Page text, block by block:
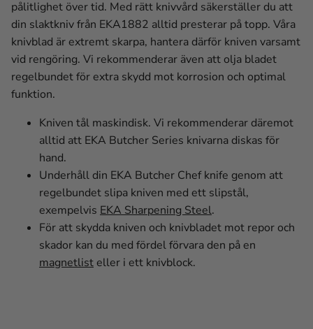
pålitlighet över tid. Med rätt knivvård säkerställer du att
din slaktkniv från EKA1882 alltid presterar på topp. Våra
knivblad är extremt skarpa, hantera därför kniven varsamt
vid rengöring. Vi rekommenderar även att olja bladet
regelbundet för extra skydd mot korrosion och optimal
funktion.
Kniven tål maskindisk. Vi rekommenderar däremot
alltid att EKA Butcher Series knivarna diskas för
hand.
Underhåll din EKA Butcher Chef knife genom att
regelbundet slipa kniven med ett slipstål,
exempelvis EKA Sharpening Steel.
För att skydda kniven och knivbladet mot repor och
skador kan du med fördel förvara den på en
magnetlist eller i ett knivblock.